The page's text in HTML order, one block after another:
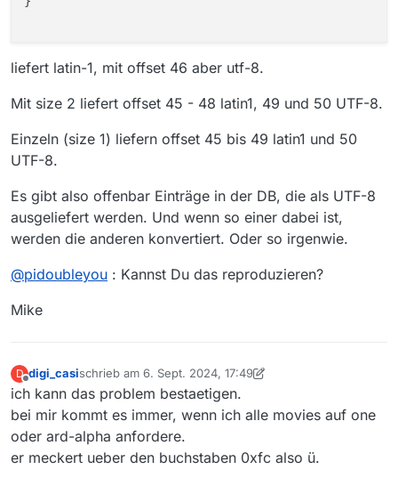
liefert latin-1, mit offset 46 aber utf-8.
Mit size 2 liefert offset 45 - 48 latin1, 49 und 50 UTF-8.
Einzeln (size 1) liefern offset 45 bis 49 latin1 und 50
UTF-8.
Es gibt also offenbar Einträge in der DB, die als UTF-8
ausgeliefert werden. Und wenn so einer dabei ist,
werden die anderen konvertiert. Oder so irgenwie.
@pidoubleyou : Kannst Du das reproduzieren?
Mike
D
Offline
digi_casischrieb am 6. Sept. 2024, 17:49
zuletzt editiert von digi_casi 9. Juni 2024, 19:51
ich kann das problem bestaetigen.
bei mir kommt es immer, wenn ich alle movies auf one
oder ard-alpha anfordere.
er meckert ueber den buchstaben 0xfc also ü.